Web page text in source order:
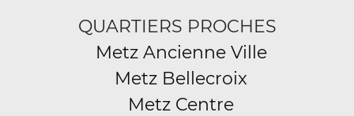
QUARTIERS PROCHES
Metz Ancienne Ville
Metz Bellecroix
Metz Centre